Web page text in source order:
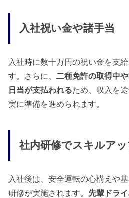
入社祝い金や諸手当
入社時に数十万円の祝い金を支
す。さらに、 二種免許の取得中
日当が支払われるため、収入を
実に準備を進められます。
社内研修でスキルア
入社後は、安全運転の心構えや
研修が実施されます。 先輩ドラ